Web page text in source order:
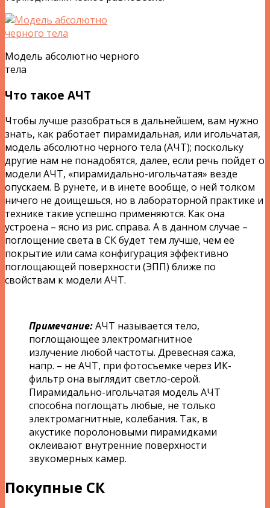
Модель абсолютно черного
тела
Что такое АЧТ
Чтобы лучше разобраться в дальнейшем, вам нужно
знать, как работает пирамидальная, или игольчатая,
модель абсолютно черного тела (АЧТ); поскольку
другие нам не понадобятся, далее, если речь пойдет о
модели АЧТ, «пирамидально-игольчатая» везде
опускаем. В рунете, и в инете вообще, о ней толком
ничего не доищешься, но в лабораторной практике и
технике такие успешно применяются. Как она
устроена – ясно из рис. справа. А в данном случае –
поглощение света в СК будет тем лучше, чем ее
покрытие или сама конфигурация эффективно
поглощающей поверхности (ЭПП) ближе по
свойствам к модели АЧТ.
Примечание:АЧТ называется тело,
поглощающее электромагнитное
излучение любой частоты. Древесная сажа,
напр. – не АЧТ, при фотосъемке через ИК-
фильтр она выглядит светло-серой.
Пирамидально-игольчатая модель АЧТ
способна поглощать любые, не только
электромагнитные, колебания. Так, в
акустике поролоновыми пирамидками
оклеивают внутренние поверхности
звукомерных камер.
Покупные СК